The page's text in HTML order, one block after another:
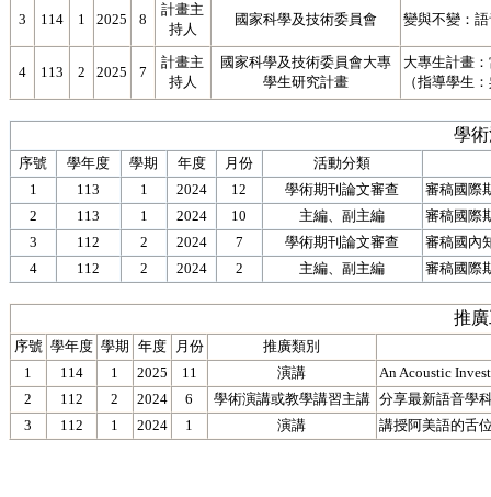
3 114 1 2025 8
計畫主
持人
國家科學及技術委員會 變與不變：
4 113 2 2025 7
計畫主
持人
國家科學及技術委員會大專
學生研究計畫
大專生計畫
（指導學生
學
序號 學年度 學期 年度 月份
活動分類
1
113 1 2024 12 學術期刊論文審查
審稿國際
2
113 1 2024 10 主編、副主編
審稿國際
3
112 2 2024 7 學術期刊論文審查
審稿國內
4
112 2 2024 2 主編、副主編 審稿國際
推
序號 學年度 學期 年度 月份
推廣類別
1
114 1 2025 11 演講
An Acoustic
2
112 2 2024 6 學術演講或教學講習主講 分享最新語音學
3
112 1 2024 1 演講 講授阿美語的舌